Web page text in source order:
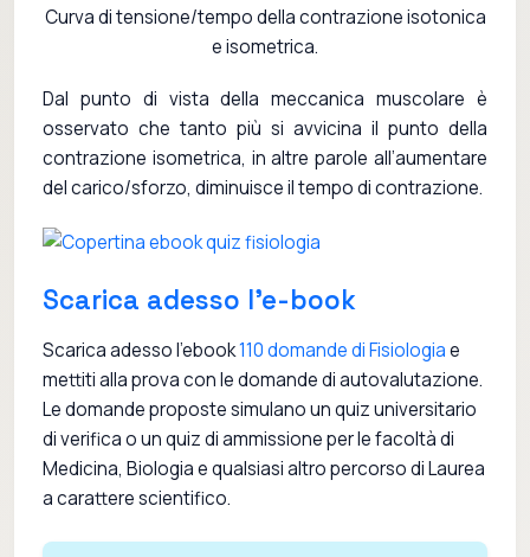
Curva di tensione/tempo della contrazione isotonica
e isometrica.
Dal punto di vista della meccanica muscolare è
osservato che tanto più si avvicina il punto della
contrazione isometrica, in altre parole all’aumentare
del carico/sforzo, diminuisce il tempo di contrazione.
Scarica adesso l'e-book
Scarica adesso l'ebook110 domande di Fisiologiae
mettiti alla prova con le domande di autovalutazione.
Le domande proposte simulano un quiz universitario
di verifica o un quiz di ammissione per le facoltà di
Medicina, Biologia e qualsiasi altro percorso di Laurea
a carattere scientifico.